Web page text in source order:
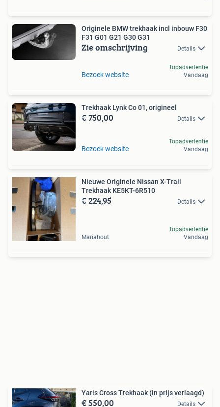
Originele BMW trekhaak incl inbouw F30
F31 G01 G21 G30 G31
Zie omschrijving Details
Bezoek website
Topadvertentie
Vandaag
Trekhaak Lynk Co 01, origineel
€ 750,00 Details
Bezoek website
Topadvertentie
Vandaag
Nieuwe Originele Nissan X-Trail
Trekhaak KE5KT-6R510
€ 224,95 Details
Mariahout
Topadvertentie
Vandaag
Yaris Cross Trekhaak (in prijs verlaagd)
€ 550,00 Details